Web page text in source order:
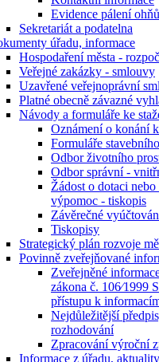
Evidence pálení ohňů
Sekretariát a podatelna
úřadu, informace
Hospodaření města -
Veřejné zakázky - smlouvy
Uzavřené veřejnoprávní
Platné obecně závazné
Návody a formuláře ke
Oznámení o konání
Formuláře
Odbor životního
Odbor správní -
Žádost o dotaci
výpomoc - tiskopis
Závěrečné
Tiskopisy
Strategický plán rozvoje
Povinně zveřejňované
Zveřejněné
zákona č. 106⁄1999
přístupu k
Nejdůležitější
rozhodování
Zpracování výroční
Informace z úřadu, aktuality